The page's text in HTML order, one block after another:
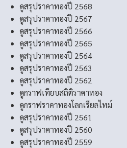
ดูสรุปราคาทองปี 2568
ดูสรุปราคาทองปี 2567
ดูสรุปราคาทองปี 2566
ดูสรุปราคาทองปี 2565
ดูสรุปราคาทองปี 2564
ดูสรุปราคาทองปี 2563
ดูสรุปราคาทองปี 2562
ดูกราฟเทียบสถิติราคาทอง
ดูกราฟราคาทองโลกเรียลไทม์
ดูสรุปราคาทองปี 2561
ดูสรุปราคาทองปี 2560
ดูสรุปราคาทองปี 2559